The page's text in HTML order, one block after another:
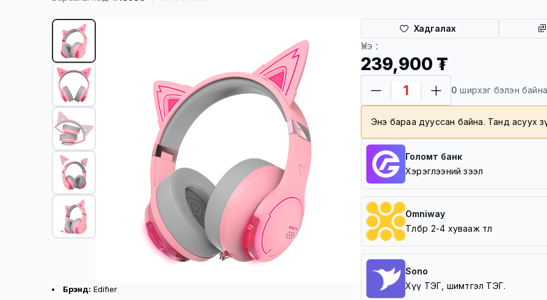
Бүтээгдэхүүний үндсэн үзүүлэлт
Брэнд: Edifier
Хадгалах
Үнэ :
239,900 ₮
0 ширхэг бэлэн байна
Энэ бараа дууссан байна. Танд асуух
Голомт банк
Хэрэглээний зээл
Omniway
Төлбөрөө 2-4 хувааж төл
Sono
Хүү ТЭГ, шимтгэл ТЭГ.